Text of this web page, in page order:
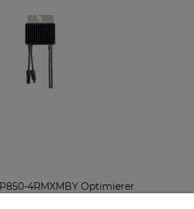
4RMXMBY Optimierer